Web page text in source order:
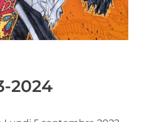
2024